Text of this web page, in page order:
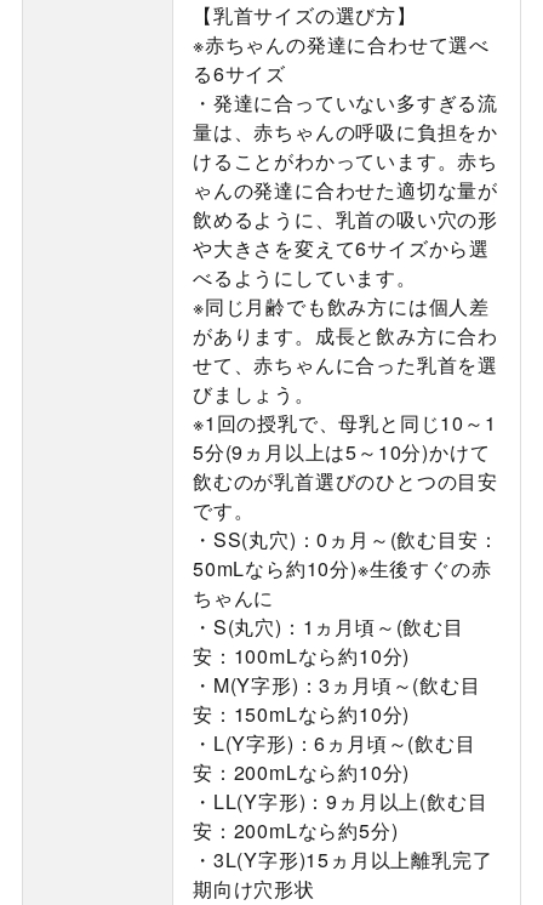
【乳首サイズの選び方】
※赤ちゃんの発達に合わせて選べ
る6サイズ
・発達に合っていない多すぎる流
量は、赤ちゃんの呼吸に負担をか
けることがわかっています。赤ち
ゃんの発達に合わせた適切な量が
飲めるように、乳首の吸い穴の形
や大きさを変えて6サイズから選
べるようにしています。
※同じ月齢でも飲み方には個人差
があります。成長と飲み方に合わ
せて、赤ちゃんに合った乳首を選
びましょう。
※1回の授乳で、母乳と同じ10～1
5分(9ヵ月以上は5～10分)かけて
飲むのが乳首選びのひとつの目安
です。
・SS(丸穴)：0ヵ月～(飲む目安：
50mLなら約10分)※生後すぐの赤
ちゃんに
・S(丸穴)：1ヵ月頃～(飲む目
安：100mLなら約10分)
・M(Y字形)：3ヵ月頃～(飲む目
安：150mLなら約10分)
・L(Y字形)：6ヵ月頃～(飲む目
安：200mLなら約10分)
・LL(Y字形)：9ヵ月以上(飲む目
安：200mLなら約5分)
・3L(Y字形)15ヵ月以上離乳完了
期向け穴形状